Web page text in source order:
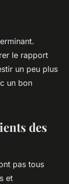
le rapport
un peu plus
un bon
des
pas tous
et